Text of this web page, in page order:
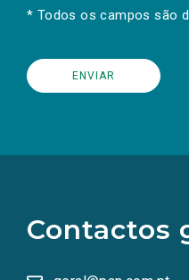
* Todos os campos são
Contactos
redes
sociais
numa